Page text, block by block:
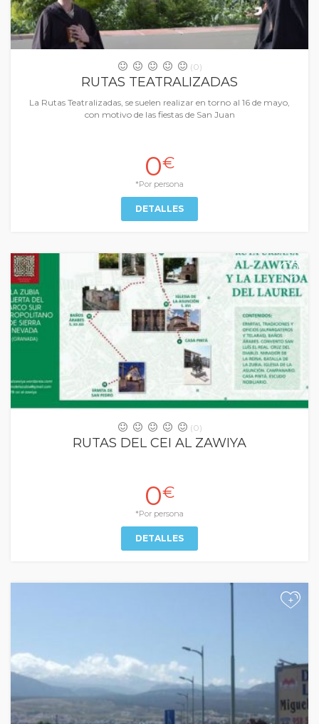
(0)
RUTAS TEATRALIZADAS
La Rutas Teatralizadas, se suelen realizar en torno al 16 de mayo,
con motivo de las fiestas de San Juan
0€
*Por persona
DETALLES
+
(0)
RUTAS DEL CEI AL ZAWIYA
0€
*Por persona
DETALLES
+